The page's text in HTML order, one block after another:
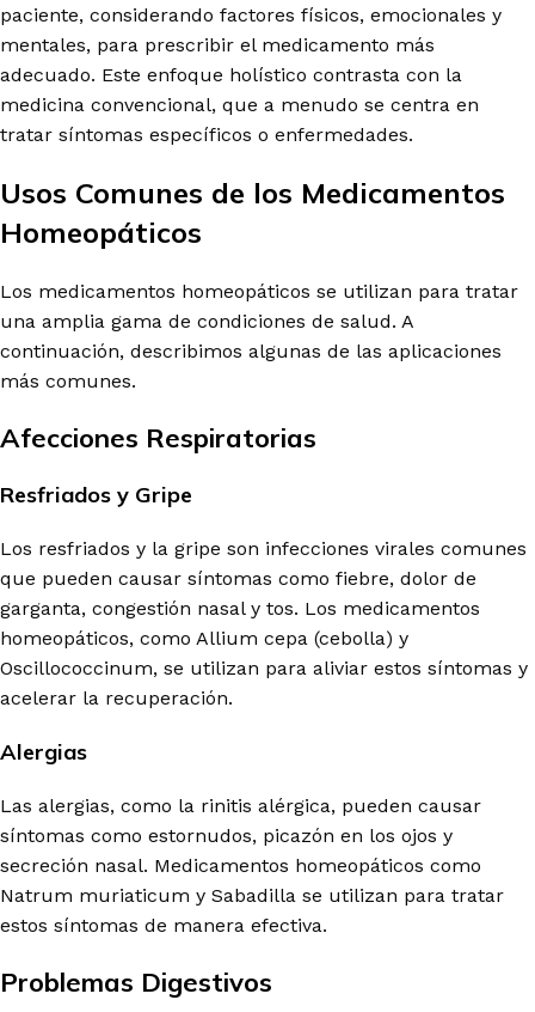
paciente, considerando factores físicos, emocionales y
mentales, para prescribir el medicamento más
adecuado. Este enfoque holístico contrasta con la
medicina convencional, que a menudo se centra en
tratar síntomas específicos o enfermedades.
Usos Comunes de los Medicamentos
Homeopáticos
Los medicamentos homeopáticos se utilizan para tratar
una amplia gama de condiciones de salud. A
continuación, describimos algunas de las aplicaciones
más comunes.
Afecciones Respiratorias
Resfriados y Gripe
Los resfriados y la gripe son infecciones virales comunes
que pueden causar síntomas como fiebre, dolor de
garganta, congestión nasal y tos. Los medicamentos
homeopáticos, como Allium cepa (cebolla) y
Oscillococcinum, se utilizan para aliviar estos síntomas y
acelerar la recuperación.
Alergias
Las alergias, como la rinitis alérgica, pueden causar
síntomas como estornudos, picazón en los ojos y
secreción nasal. Medicamentos homeopáticos como
Natrum muriaticum y Sabadilla se utilizan para tratar
estos síntomas de manera efectiva.
Problemas Digestivos